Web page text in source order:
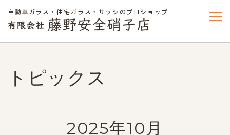
自動車ガラス・住宅ガラス・サッシのプロショップ
トピックス
2025年10月